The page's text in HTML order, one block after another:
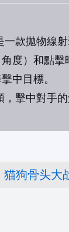
一款拋物線
度）和點擊
中目標。
，擊中對手
猫狗骨头大